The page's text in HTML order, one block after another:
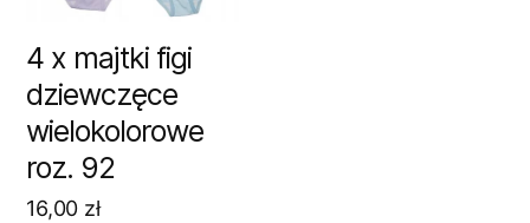
4 x majtki figi
dziewczęce
wielokolorowe
roz. 92
16,00 zł